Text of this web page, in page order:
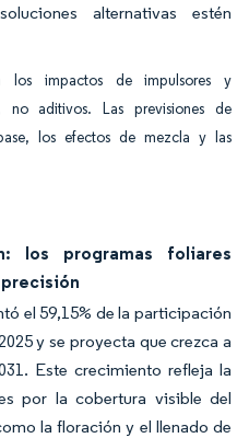
alternativas estén
los impactos de impulsores y
no aditivos. Las previsiones de
los efectos de mezcla y las
los programas foliares
el 59,15% de la participación
y se proyecta que crezca a
Este crecimiento refleja la
por la cobertura visible del
la floración y el llenado de